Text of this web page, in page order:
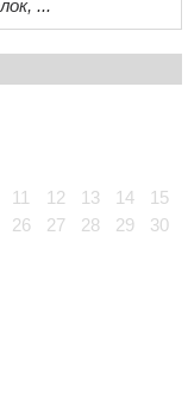
...
11 12 13 14
15
26 27 28 29
30